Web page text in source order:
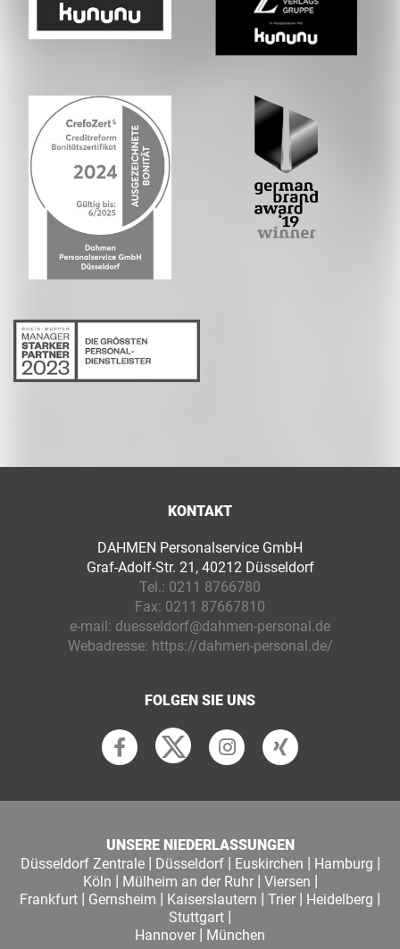
KONTAKT
DAHMEN Personalservice GmbH
Graf-Adolf-Str. 21, 40212 Düsseldorf
Tel.: 0211 8766780
Fax: 0211 87667810
e-mail: duesseldorf@dahmen-personal.de
Webadresse: https://dahmen-personal.de/
FOLGEN SIE UNS
UNSERE NIEDERLASSUNGEN
Düsseldorf Zentrale| Düsseldorf| Euskirchen | Hamburg |
Köln | Mülheim an der Ruhr| Viersen |
Frankfurt | Gernsheim | Kaiserslautern | Trier | Heidelberg |
Stuttgart |
Hannover | München